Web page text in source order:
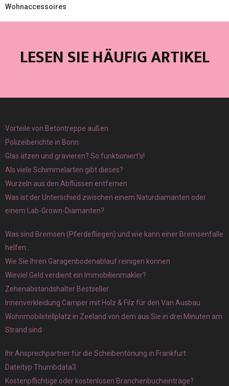
Wohnaccessoires
LESEN SIE HÄUFIG ARTIKEL
Vorteile von Betontreppe außen
Polizeiberichte in Bonn
Glas ätzen und gravieren? So funktioniert’s!
Als viele Schimmelarten gibt dieses?
Wurzeln aus den Abflüssen entfernen
Was ist der Unterschied zwischen einem Naturdiamanten oder
einem Lab-Grown-Diamanten?
Was sind Bremsen (Pferdefliegen) und wie kann einer Bremsenfalle
helfen..
Wie Sie Ihren Garagenbodenablauf reinigen können
Wieviel Geld verdient ein Immobilienmakler?
Zehenabstandshalter Bestseller
Innenverkleidung Camper mit Holz & Filz für den Van Ausbau
Wohnmobilstellplatz in Zeeland von dem aus Sie in drei Minuten am
Strand sind
Ihr Ansprechpartner für die Scheibentönung in Frankfurt
Dateityp Thumbdata3
Kostenpflichtige oder kostenlosen Branchenbucheinträge?